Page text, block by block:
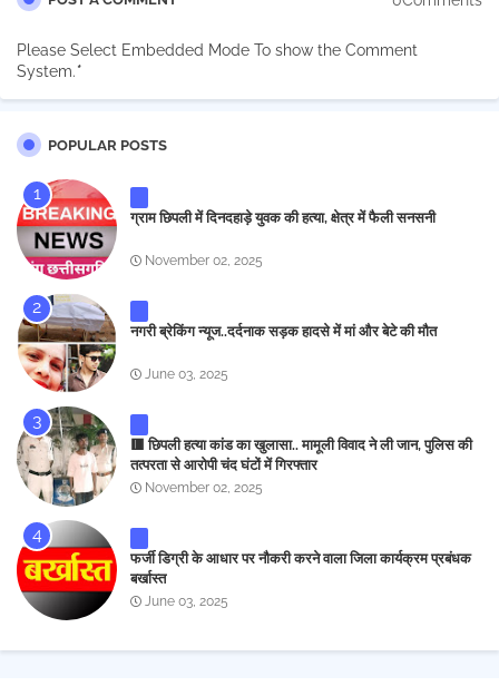
Please Select Embedded Mode To show the Comment
System.*
POPULAR POSTS
ग्राम छिपली में दिनदहाड़े युवक की हत्या, क्षेत्र में फैली सनसनी
November 02, 2025
नगरी ब्रेकिंग न्यूज..दर्दनाक सड़क हादसे में मां और बेटे की मौत
June 03, 2025
🟥 छिपली हत्या कांड का खुलासा.. मामूली विवाद ने ली जान, पुलिस की
तत्परता से आरोपी चंद घंटों में गिरफ्तार
November 02, 2025
फर्जी डिग्री के आधार पर नौकरी करने वाला जिला कार्यक्रम प्रबंधक
बर्खास्त
June 03, 2025